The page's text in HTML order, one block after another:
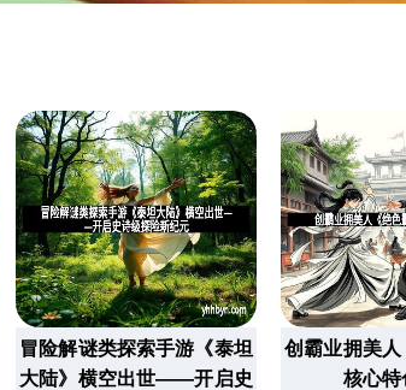
冒险解谜类探索手游《泰坦
大陆》横空出世——开启史
创霸业拥美
核心特